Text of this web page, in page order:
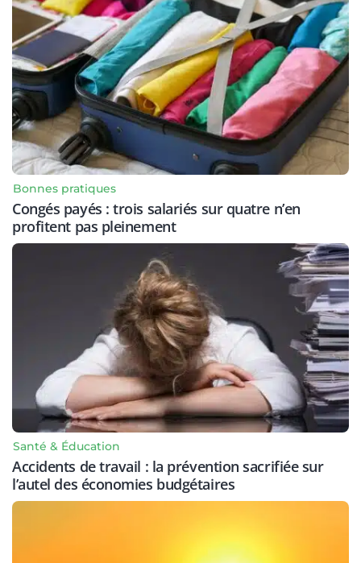
Bonnes pratiques
Congés payés : trois salariés sur quatre n’en
profitent pas pleinement
Santé & Éducation
Accidents de travail : la prévention sacrifiée sur
l’autel des économies budgétaires